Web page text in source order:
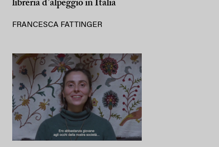
libreria d’alpeggio in Italia
FRANCESCA FATTINGER